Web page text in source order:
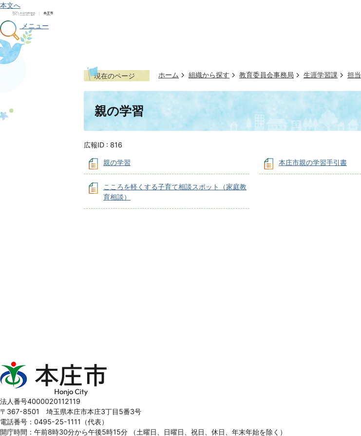
本文へ
メニュー
現在のページ ホーム 組織から探す 教育委員会事務局 生涯学習課 担
親の学習
広報ID : 816
親の学習 本庄市親の学習手引書
こころを軽くする子育て相談スポット（家庭教
育相談）
本
庄
Honjo
City
法人番号4000020112119
〒367-8501 埼玉県本庄市本庄3丁目5番3号
電話番号：0495-25-1111（代表）
開庁時間：午前8時30分から午後5時15分
（土曜日、日曜日、祝日、休日、年末年始を除く）